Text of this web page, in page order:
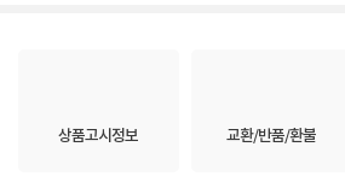
상품고시정보 교환/반품/환불